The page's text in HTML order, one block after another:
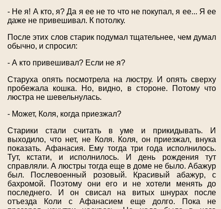
- Не я! А кто, я? Да я ее не то что не покупал, я ее... Я ее
даже не привешивал. К потолку.
После этих слов старик подумал тщательнее, чем думал
обычно, и спросил:
- А кто привешивал? Если не я?
Старуха опять посмотрела на люстру. И опять сверху
пробежала кошка. Но, видно, в стороне. Потому что
люстра не шевельнулась.
- Может, Коля, когда приезжал?
Старики стали считать в уме и прикидывать. И
выходило, что нет, не Коля. Коля, он приезжал, внука
показать. Афанасия. Ему тогда три года исполнилось.
Тут, кстати, и исполнилось. И день рождения тут
справляли. А люстры тогда еще в доме не было. Абажур
был. Послевоенный розовый. Красивый абажур, с
бахромой. Поэтому они его и не хотели менять до
последнего. И он свисал на витых шнурах после
отъезда Коли с Афанасием еще долго. Пока не